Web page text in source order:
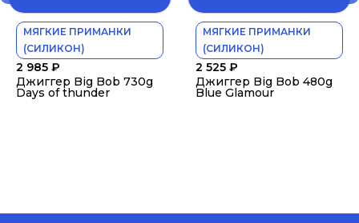
МЯГКИЕ ПРИМАНКИ
(СИЛИКОН)
2 985 ₽
Джиггер Big Bob 730g
Days of thunder
МЯГКИЕ ПРИМАНКИ
(СИЛИКОН)
2 525 ₽
Джиггер Big Bob 480g
Blue Glamour